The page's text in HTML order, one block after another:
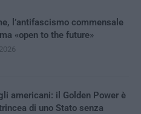
l’antifascismo commensale
«open to the future»
americani: il Golden Power è
di uno Stato senza